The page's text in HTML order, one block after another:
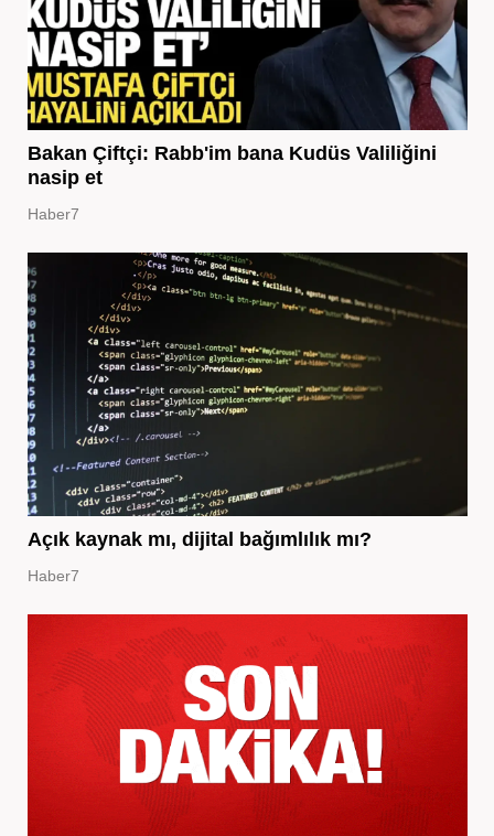
Bakan Çiftçi: Rabb'im bana Kudüs Valiliğini
nasip et
Haber7
Açık kaynak mı, dijital bağımlılık mı?
Haber7